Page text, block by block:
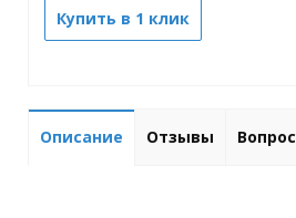
Купить в 1 клик
Описание Отзывы